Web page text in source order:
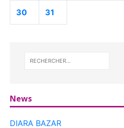
30 31
News
DIARA BAZAR